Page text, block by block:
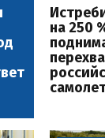
на 250